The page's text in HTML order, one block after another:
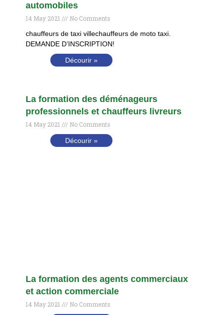
automobiles
14 May 2021
No Comments
chauffeurs de taxi villechauffeurs de moto taxi.
DEMANDE D’INSCRIPTION!
Décourir »
La formation des déménageurs
professionnels et chauffeurs livreurs
14 May 2021 No Comments
Décourir »
La formation des agents commerciaux
et action commerciale
14 May 2021 No Comments